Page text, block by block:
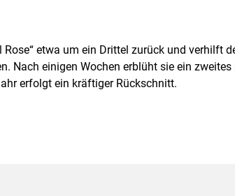
etwa um ein Drittel zurück und verhilft
Nach einigen Wochen erblüht sie ein
erfolgt ein kräftiger Rückschnitt.